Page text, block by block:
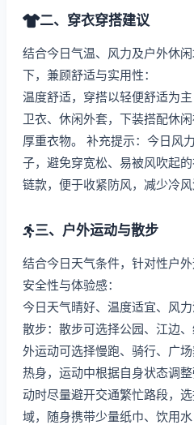
二、穿衣穿搭建议
结合今日气温、风力及户外休
下，兼顾舒适与实用性：
温度舒适，穿搭以轻便舒适为
卫衣、休闲外套，下装搭配休
厚重衣物。 补充提示：今日风
子，避免穿宽松、易被风吹起
链款，便于收紧防风，减少冷风
三、户外运动与散步
结合今日天气条件，针对性户
安全性与体验感：
今日天气晴好、温度适宜、风
散步：散步可选择公园、江边
外运动可选择慢跑、骑行、广
热身，运动中根据自身状态调
动时尽量避开交通繁忙路段，
域，随身携带少量纸巾、饮用水